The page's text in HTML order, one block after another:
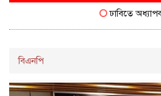
ঢাবিতে অধ্যাপক
বিএনপি